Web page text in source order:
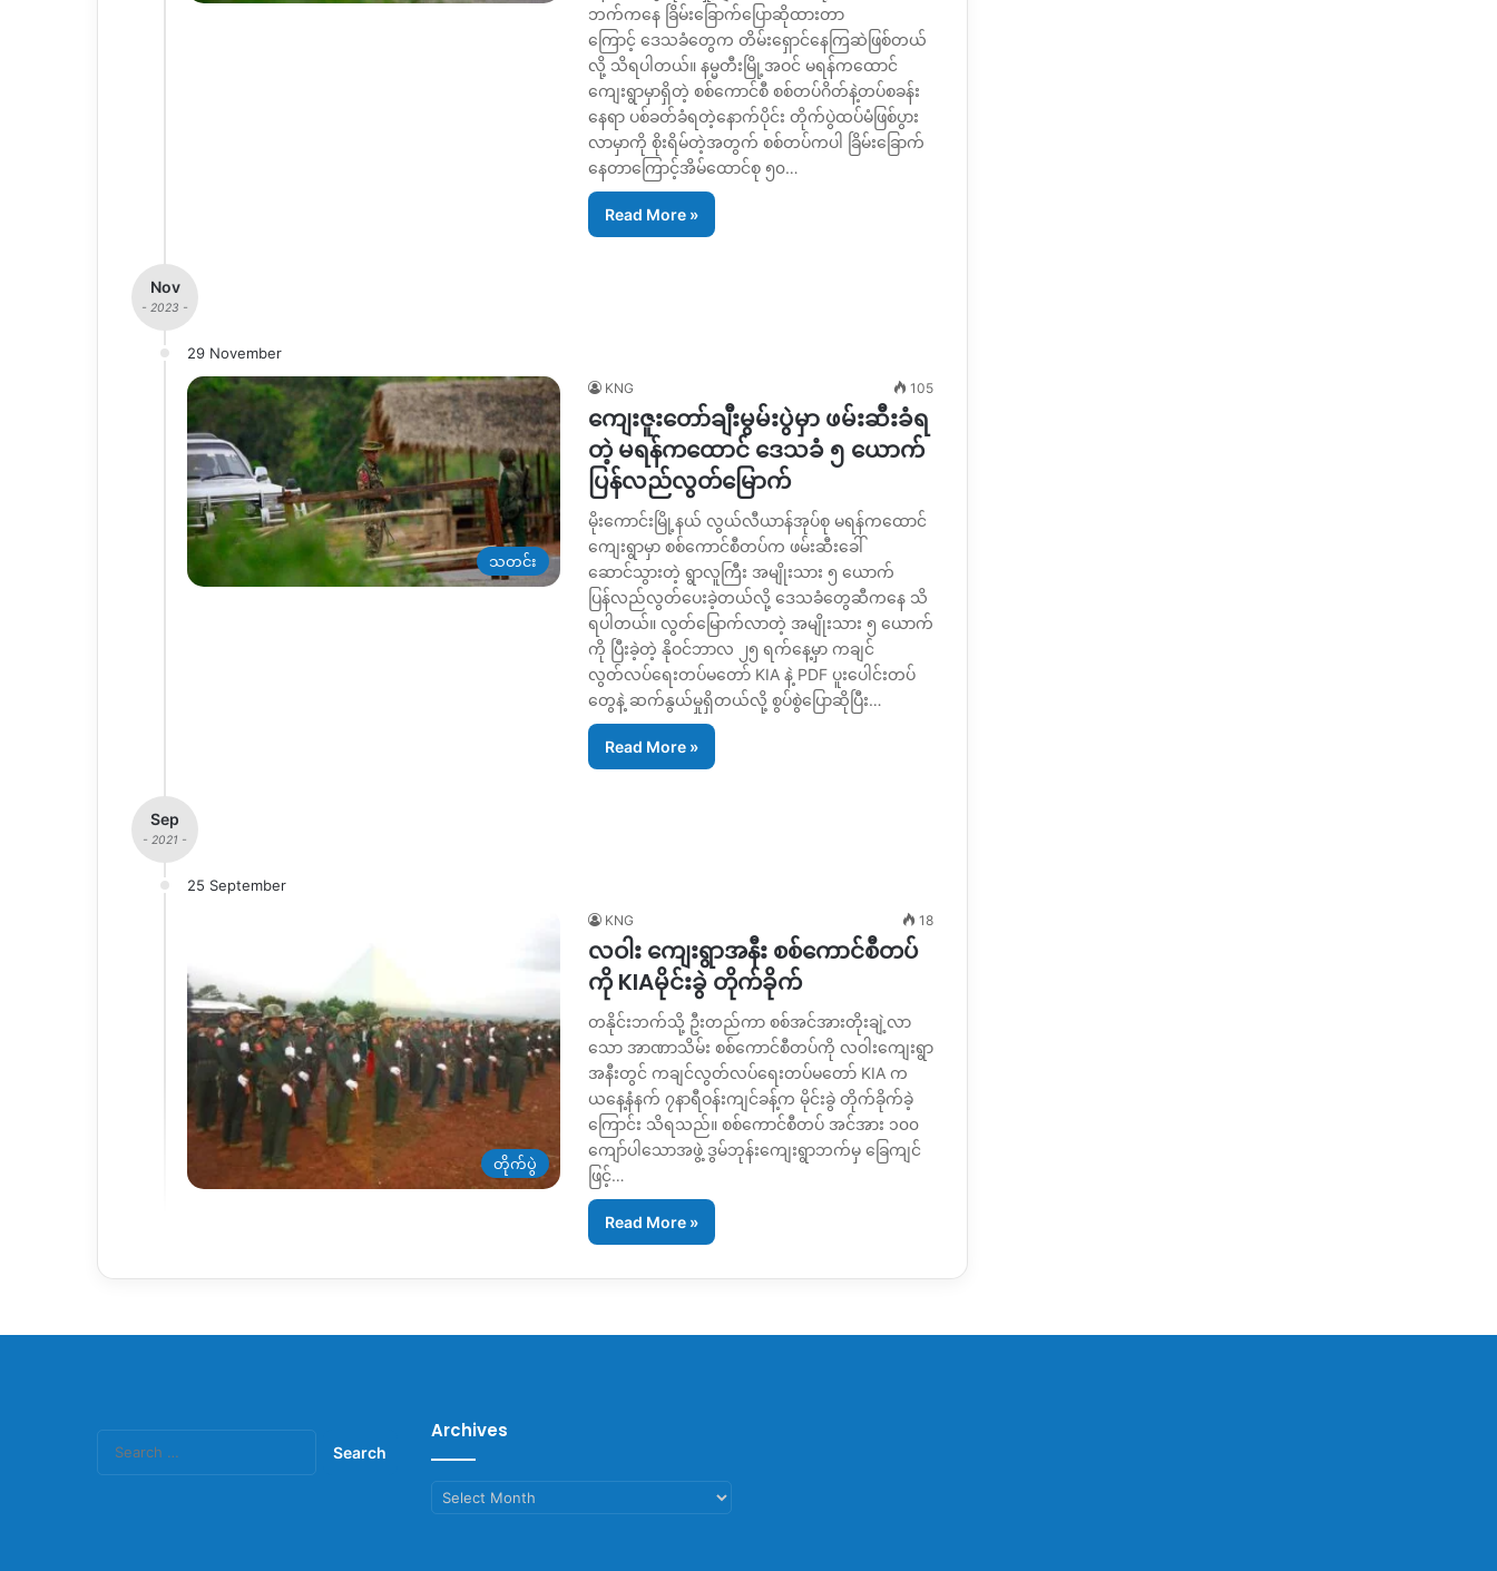
ဘက်ကနေ ခြိမ်းခြောက်ပြောဆိုထားတာ
ကြောင့် ဒေသခံတွေက တိမ်းရှောင်နေကြဆဲဖြစ်တယ်
လို့ သိရပါတယ်။ နမ္မတီးမြို့အဝင် မရန်ကထောင်
ကျေးရွာမှာရှိတဲ့ စစ်ကောင်စီ စစ်တပ်ဂိတ်နဲ့တပ်စခန်း
နေရာ ပစ်ခတ်ခံရတဲ့နောက်ပိုင်း တိုက်ပွဲထပ်မံဖြစ်ပွား
လာမှာကို စိုးရိမ်တဲ့အတွက် စစ်တပ်ကပါ ခြိမ်းခြောက်
နေတာကြောင့်အိမ်ထောင်စု ၅၀…
Read More »
Nov
- 2023 -
29 November
သတင်း
KNG 105
ကျေးဇူးတော်ချီးမွမ်းပွဲမှာ ဖမ်းဆီးခံရ
တဲ့ မရန်ကထောင် ဒေသခံ ၅ ယောက်
ပြန်လည်လွတ်မြောက်
မိုးကောင်းမြို့နယ် လွယ်လီယာန်အုပ်စု မရန်ကထောင်
ကျေးရွာမှာ စစ်ကောင်စီတပ်က ဖမ်းဆီးခေါ်
ဆောင်သွားတဲ့ ရွာလူကြီး အမျိုးသား ၅ ယောက်
ပြန်လည်လွတ်ပေးခဲ့တယ်လို့ ဒေသခံတွေဆီကနေ သိ
ရပါတယ်။ လွတ်မြောက်လာတဲ့ အမျိုးသား ၅ ယောက်
ကို ပြီးခဲ့တဲ့ နိုဝင်ဘာလ ၂၅ ရက်နေ့မှာ ကချင်
လွတ်လပ်ရေးတပ်မတော် KIA နဲ့ PDF ပူးပေါင်းတပ်
တွေနဲ့ ဆက်နွယ်မှုရှိတယ်လို့ စွပ်စွဲပြောဆိုပြီး…
Read More »
Sep
- 2021 -
25 September
တိုက်ပွဲ
KNG 18
လဝါး ကျေးရွာအနီး စစ်ကောင်စီတပ်
ကို KIAမိုင်းခွဲ တိုက်ခိုက်
တနိုင်းဘက်သို့ ဦးတည်ကာ စစ်အင်အားတိုးချဲ့လာ
သော အာဏာသိမ်း စစ်ကောင်စီတပ်ကို လဝါးကျေးရွာ
အနီးတွင် ကချင်လွတ်လပ်ရေးတပ်မတော် KIA က
ယနေ့နံနက် ၇နာရီဝန်းကျင်ခန့်က မိုင်းခွဲ တိုက်ခိုက်ခဲ့
ကြောင်း သိရသည်။ စစ်ကောင်စီတပ် အင်အား ၁၀၀
ကျော်ပါသောအဖွဲ့ ဒွမ်ဘုန်းကျေးရွာဘက်မှ ခြေကျင်
ဖြင့်…
Read More »
for:
Archives
Archives